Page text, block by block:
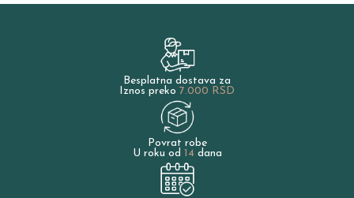
Besplatna dostava za
Iznos preko 7.000 RSD
Povrat robe
U roku od 14dana